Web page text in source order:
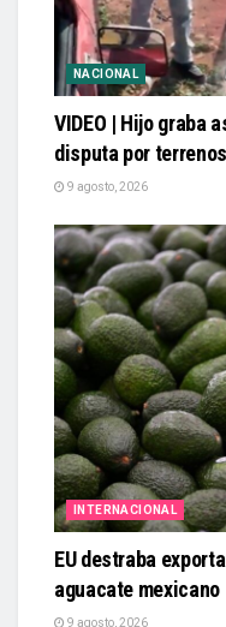
NACIONAL
VIDEO | Hijo graba
disputa por
9 agosto, 2026
INTERNACIONAL
EU destraba
aguacate mexicano
9 agosto, 2026